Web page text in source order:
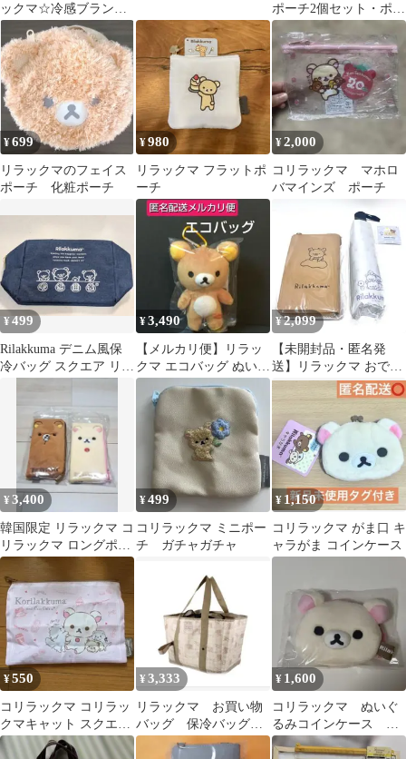
ックマ☆冷感ブランケ
ット☆100×140☆お昼寝
☆安眠☆
ポーチ2個セット・ポリ
エステル・2013年・未
使用品・非売品
¥699
リラックマのフェイス
ポーチ 化粧ポーチ
¥980
リラックマ フラットポ
ーチ
¥2,000
コリラックマ マホロ
バマインズ ポーチ
¥499
Rilakkuma デニム風保
冷バッグ スクエア リラ
¥3,490
【メルカリ便】リラッ
クマ エコバッグ ぬいぐ
るみポーチ付き
¥2,099
【未開封品・匿名発
送】リラックマ おでか
け 2点セット♫
¥3,400
韓国限定 リラックマ コ
リラックマ ロングポー
チ 2点セット ペンケー
ス
¥499
コリラックマ ミニポー
チ ガチャガチャ
¥ 1,150
コリラックマ がま口 キ
ャラがま コインケース
¥550
コリラックマ コリラッ
クマキャット スクエア
ポーチ
¥ 3,333
リラックマ お買い物
バッグ 保冷バッグ
しまむら
¥ 1,600
コリラックマ ぬいぐ
るみコインケース 即
日発送